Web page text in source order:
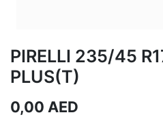
PIRELLI 235/45
PLUS(T)
0,00 AED